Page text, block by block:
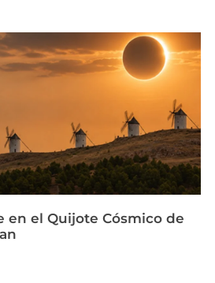
en el Quijote Cósmico de